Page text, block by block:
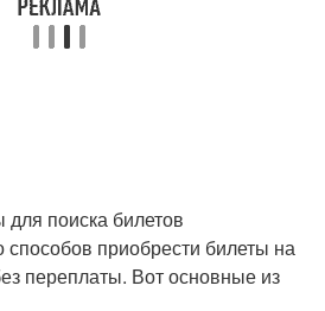
поиска билетов
способов приобрести билеты на
переплаты. Вот основные из